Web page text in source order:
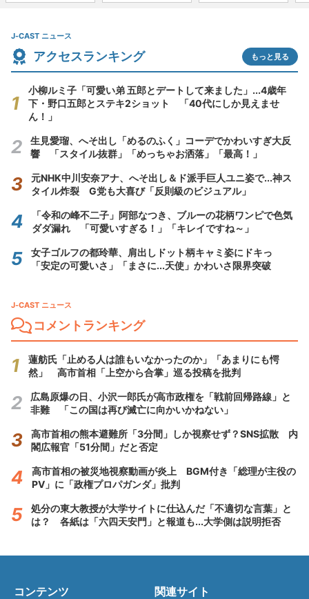
J-CAST ニュース
アクセスランキング もっと見る
小柳ルミ子「可愛い弟 五郎とデートして来ました」...4歳年
下・野口五郎とステキ2ショット 「40代にしか見えませ
ん！」
生見愛瑠、へそ出し「めるのふく」コーデでかわいすぎ大反
響 「スタイル抜群」「めっちゃお洒落」「最高！」
元NHK中川安奈アナ、へそ出し＆ド派手巨人ユニ姿で...神ス
タイル炸裂 G党も大喜び「反則級のビジュアル」
「令和の峰不二子」阿部なつき、ブルーの花柄ワンピで色気
ダダ漏れ 「可愛いすぎる！」「キレイですね～」
女子ゴルフの都玲華、肩出しドット柄キャミ姿にドキっ
「安定の可愛いさ」「まさに...天使」かわいさ限界突破
J-CAST ニュース
コメントランキング
蓮舫氏「止める人は誰もいなかったのか」「あまりにも愕
然」 高市首相「上空から合掌」巡る投稿を批判
広島原爆の日、小沢一郎氏が高市政権を「戦前回帰路線」と
非難 「この国は再び滅亡に向かいかねない」
高市首相の熊本避難所「3分間」しか視察せず？SNS拡散 内
閣広報官「51分間」だと否定
高市首相の被災地視察動画が炎上 BGM付き「総理が主役の
PV」に「政権プロパガンダ」批判
処分の東大教授が大学サイトに仕込んだ「不適切な言葉」と
は？ 各紙は「六四天安門」と報道も...大学側は説明拒否
コンテンツ 関連サイト